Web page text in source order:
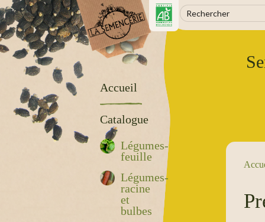
Accueil
Catalogue
Légumes-
feuille
Légumes-
racine
et
bulbes